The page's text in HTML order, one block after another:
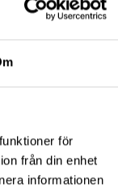
för
från din enhet
informationen